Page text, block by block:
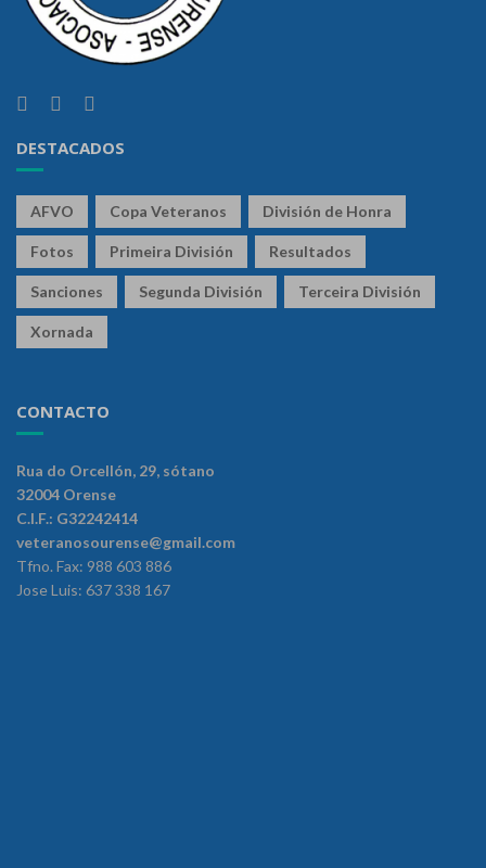
DESTACADOS
AFVO Copa Veteranos División de Honra
Fotos Primeira División Resultados
Sanciones Segunda División Terceira División
Xornada
CONTACTO
Rua do Orcellón, 29, sótano
32004 Orense
C.I.F.: G32242414
veteranosourense@gmail.com
Tfno. Fax: 988 603 886
Jose Luis: 637 338 167